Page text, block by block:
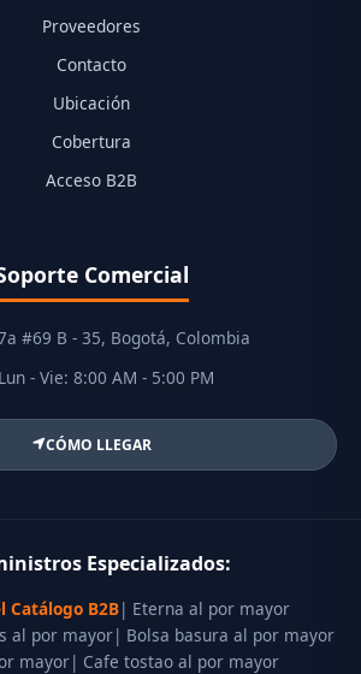
Proveedores
Contacto
Ubicación
Cobertura
Acceso B2B
Comercial
#69 B - 35, Bogotá, Colombia
Lun - Vie: 8:00 AM - 5:00 PM
CÓMO LLEGAR
Especializados:
B2B| Eterna al por mayor
al por mayor| Bolsa basura al por mayor
mayor| Cafe tostao al por mayor